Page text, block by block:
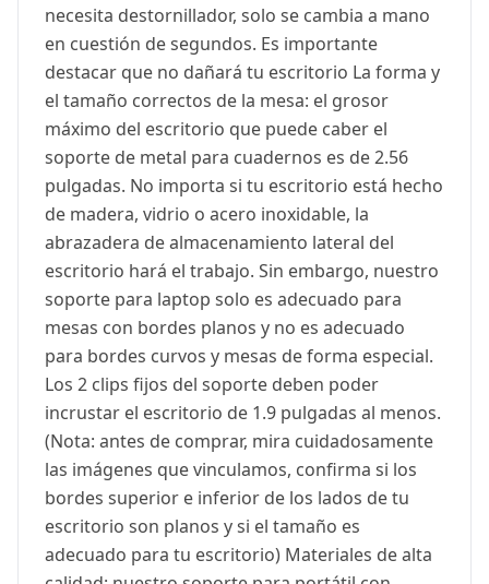
necesita destornillador, solo se cambia a mano
en cuestión de segundos. Es importante
destacar que no dañará tu escritorio La forma y
el tamaño correctos de la mesa: el grosor
máximo del escritorio que puede caber el
soporte de metal para cuadernos es de 2.56
pulgadas. No importa si tu escritorio está hecho
de madera, vidrio o acero inoxidable, la
abrazadera de almacenamiento lateral del
escritorio hará el trabajo. Sin embargo, nuestro
soporte para laptop solo es adecuado para
mesas con bordes planos y no es adecuado
para bordes curvos y mesas de forma especial.
Los 2 clips fijos del soporte deben poder
incrustar el escritorio de 1.9 pulgadas al menos.
(Nota: antes de comprar, mira cuidadosamente
las imágenes que vinculamos, confirma si los
bordes superior e inferior de los lados de tu
escritorio son planos y si el tamaño es
adecuado para tu escritorio) Materiales de alta